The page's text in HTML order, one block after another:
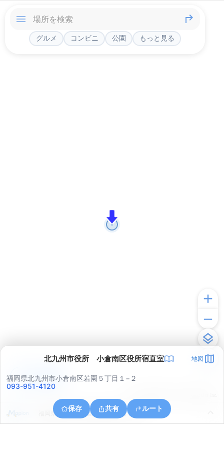
グルメ コンビニ 公園 もっと見る
北九州市役所 小倉南区役所宿直室 地図
福岡県北九州市小倉南区若園５丁目１−２
093-951-4120
保存 共有 ルート
福岡県北九州市小倉北区黒原２丁目２０
アプリで見る